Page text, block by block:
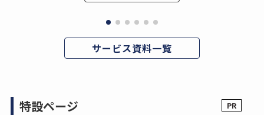
サービス資料一覧
特設ページ